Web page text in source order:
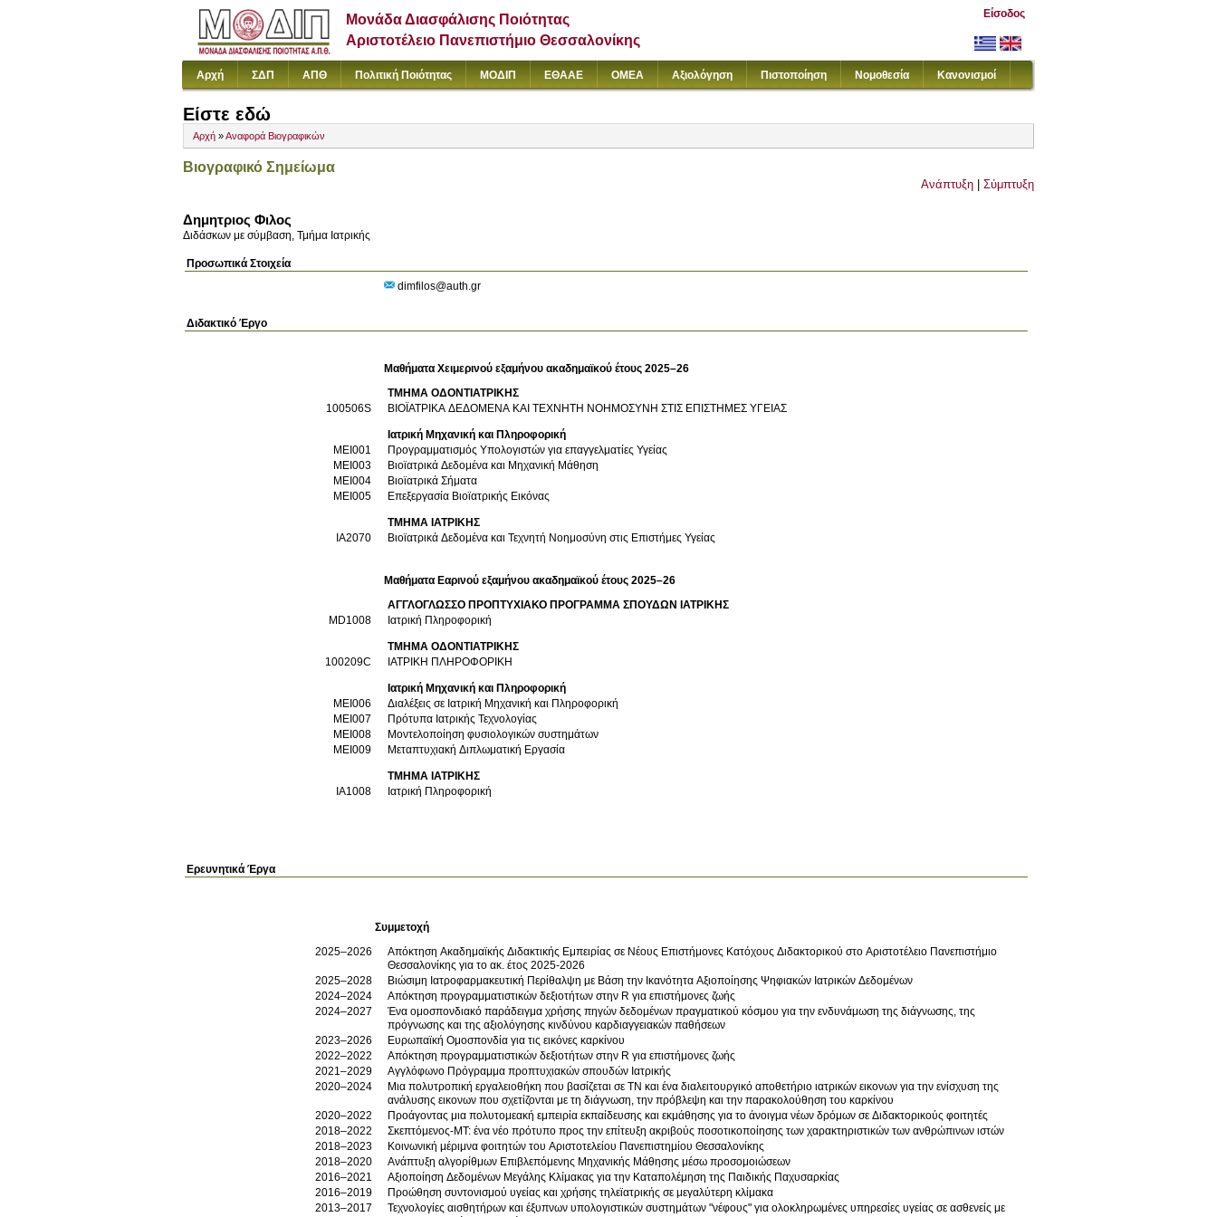
Μονάδα Διασφάλισης Ποιότητας
Αριστοτέλειο Πανεπιστήμιο Θεσσαλονίκης
Είσοδος
Αρχή ΣΔΠ ΑΠΘ Πολιτική Ποιότητας ΜΟΔΙΠ ΕΘΑΑΕ ΟΜΕΑ Αξιολόγηση Πιστοποίηση Νομοθεσία Κανονισμοί
Είστε εδώ
Αρχή »Αναφορά Βιογραφικών
Βιογραφικό Σημείωμα
Ανάπτυξη Σύμπτυξη
Δημητριος Φιλος
Διδάσκων με σύμβαση, Τμήμα Ιατρικής
Προσωπικά Στοιχεία
dimfilos@auth.gr
Διδακτικό Έργο
Μαθήματα Χειμερινού εξαμήνου ακαδημαϊκού έτους 2025–26
ΤΜΗΜΑ ΟΔΟΝΤΙΑΤΡΙΚΗΣ
100506S
ΒΙΟΪΑΤΡΙΚΑ ΔΕΔΟΜΕΝΑ ΚΑΙ ΤΕΧΝΗΤΗ ΝΟΗΜΟΣΥΝΗ ΣΤΙΣ ΕΠΙΣΤΗΜΕΣ ΥΓΕΙΑΣ
Ιατρική Μηχανική και Πληροφορική
MEI001
Προγραμματισμός Υπολογιστών για επαγγελματίες Υγείας
MEI003
Βιοϊατρικά Δεδομένα και Μηχανική Μάθηση
MEI004
Βιοϊατρικά Σήματα
MEI005
Επεξεργασία Βιοϊατρικής Εικόνας
ΤΜΗΜΑ ΙΑΤΡΙΚΗΣ
ΙΑ2070
Βιοϊατρικά Δεδομένα και Τεχνητή Νοημοσύνη στις Επιστήμες Υγείας
Μαθήματα Εαρινού εξαμήνου ακαδημαϊκού έτους 2025–26
ΑΓΓΛΟΓΛΩΣΣΟ ΠΡΟΠΤΥΧΙΑΚΟ ΠΡΟΓΡΑΜΜΑ ΣΠΟΥΔΩΝ ΙΑΤΡΙΚΗΣ
MD1008
Ιατρική Πληροφορική
ΤΜΗΜΑ ΟΔΟΝΤΙΑΤΡΙΚΗΣ
100209C
ΙΑΤΡΙΚΗ ΠΛΗΡΟΦΟΡΙΚΗ
Ιατρική Μηχανική και Πληροφορική
MEI006
Διαλέξεις σε Ιατρική Μηχανική και Πληροφορική
MEI007
Πρότυπα Ιατρικής Τεχνολογίας
MEI008
Μοντελοποίηση φυσιολογικών συστημάτων
MEI009
Μεταπτυχιακή Διπλωματική Εργασία
ΤΜΗΜΑ ΙΑΤΡΙΚΗΣ
ΙΑ1008
Ιατρική Πληροφορική
Ερευνητικά Έργα
Συμμετοχή
2025–2026
Απόκτηση Ακαδημαϊκής Διδακτικής Εμπειρίας σε Νέους Επιστήμονες Κατόχους Διδακτορικού στο Αριστοτέλειο Πανεπιστήμιο
Θεσσαλονίκης για το ακ. έτος 2025-2026
2025–2028
Βιώσιμη Ιατροφαρμακευτική Περίθαλψη με Βάση την Ικανότητα Αξιοποίησης Ψηφιακών Ιατρικών Δεδομένων
2024–2024
Απόκτηση προγραμματιστικών δεξιοτήτων στην R για επιστήμονες ζωής
2024–2027
Ένα ομοσπονδιακό παράδειγμα χρήσης πηγών δεδομένων πραγματικού κόσμου για την ενδυνάμωση της διάγνωσης, της
πρόγνωσης και της αξιολόγησης κινδύνου καρδιαγγειακών παθήσεων
2023–2026
Ευρωπαϊκή Ομοσπονδία για τις εικόνες καρκίνου
2022–2022
Απόκτηση προγραμματιστικών δεξιοτήτων στην R για επιστήμονες ζωής
2021–2029
Αγγλόφωνο Πρόγραμμα προπτυχιακών σπουδών Ιατρικής
2020–2024
Μια πολυτροπική εργαλειοθήκη που βασίζεται σε TN και ένα διαλειτουργικό αποθετήριο ιατρικών εικονων για την ενίσχυση της
ανάλυσης εικονων που σχετίζονται με τη διάγνωση, την πρόβλεψη και την παρακολούθηση του καρκίνου
2020–2022
Προάγοντας μια πολυτομεακή εμπειρία εκπαίδευσης και εκμάθησης για το άνοιγμα νέων δρόμων σε Διδακτορικούς φοιτητές
2018–2022
Σκεπτόμενος-ΜΤ: ένα νέο πρότυπο προς την επίτευξη ακριβούς ποσοτικοποίησης των χαρακτηριστικών των ανθρώπινων ιστών
2018–2023
Κοινωνική μέριμνα φοιτητών του Αριστοτελείου Πανεπιστημίου Θεσσαλονίκης
2018–2020
Ανάπτυξη αλγορίθμων Επιβλεπόμενης Μηχανικής Μάθησης μέσω προσομοιώσεων
2016–2021
Αξιοποίηση Δεδομένων Μεγάλης Κλίμακας για την Καταπολέμηση της Παιδικής Παχυσαρκίας
2016–2019
Προώθηση συντονισμού υγείας και χρήσης τηλεϊατρικής σε μεγαλύτερη κλίμακα
2013–2017
Τεχνολογίες αισθητήρων και έξυπνων υπολογιστικών συστημάτων "νέφους" για ολοκληρωμένες υπηρεσίες υγείας σε ασθενείς με